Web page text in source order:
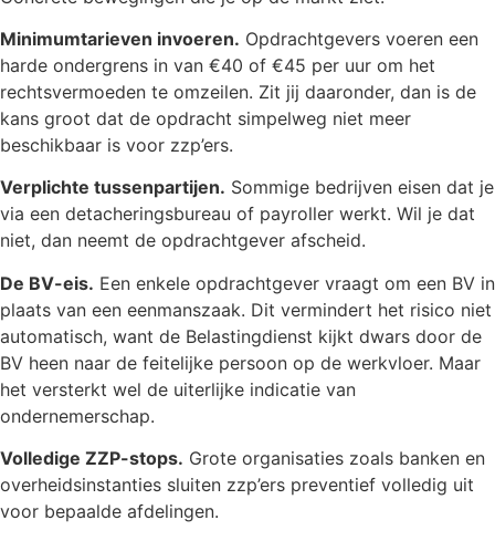
Minimumtarieven invoeren. Opdrachtgevers voeren een
harde ondergrens in van €40 of €45 per uur om het
rechtsvermoeden te omzeilen. Zit jij daaronder, dan is de
kans groot dat de opdracht simpelweg niet meer
beschikbaar is voor zzp’ers.
Verplichte tussenpartijen. Sommige bedrijven eisen dat je
via een detacheringsbureau of payroller werkt. Wil je dat
niet, dan neemt de opdrachtgever afscheid.
De BV-eis. Een enkele opdrachtgever vraagt om een BV in
plaats van een eenmanszaak. Dit vermindert het risico niet
automatisch, want de Belastingdienst kijkt dwars door de
BV heen naar de feitelijke persoon op de werkvloer. Maar
het versterkt wel de uiterlijke indicatie van
ondernemerschap.
Volledige ZZP-stops. Grote organisaties zoals banken en
overheidsinstanties sluiten zzp’ers preventief volledig uit
voor bepaalde afdelingen.